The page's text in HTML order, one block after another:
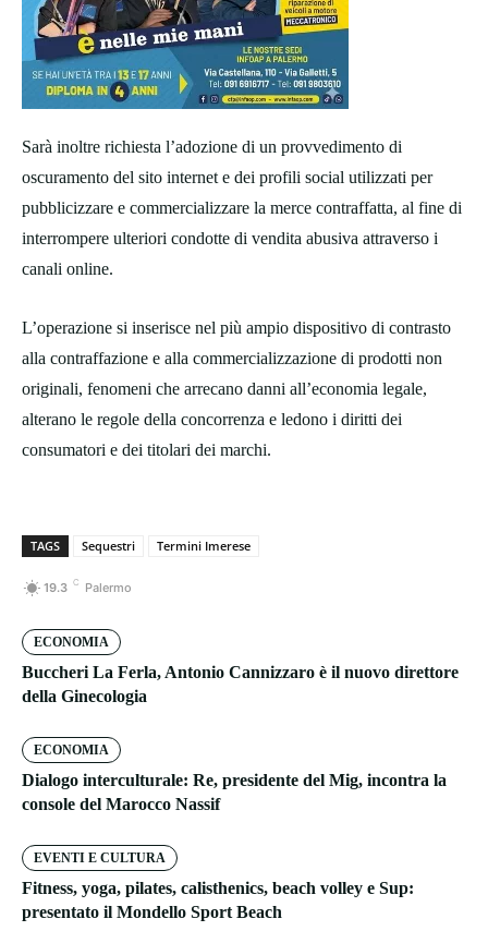
Sarà inoltre richiesta l’adozione di un provvedimento di
oscuramento del sito internet e dei profili social utilizzati per
pubblicizzare e commercializzare la merce contraffatta, al fine di
interrompere ulteriori condotte di vendita abusiva attraverso i
canali online.
L’operazione si inserisce nel più ampio dispositivo di contrasto
alla contraffazione e alla commercializzazione di prodotti non
originali, fenomeni che arrecano danni all’economia legale,
alterano le regole della concorrenza e ledono i diritti dei
consumatori e dei titolari dei marchi.
TAGS Sequestri Termini Imerese
19.3 C Palermo
ECONOMIA
Buccheri La Ferla, Antonio Cannizzaro è il nuovo direttore
della Ginecologia
ECONOMIA
Dialogo interculturale: Re, presidente del Mig, incontra la
console del Marocco Nassif
EVENTI E CULTURA
Fitness, yoga, pilates, calisthenics, beach volley e Sup:
presentato il Mondello Sport Beach